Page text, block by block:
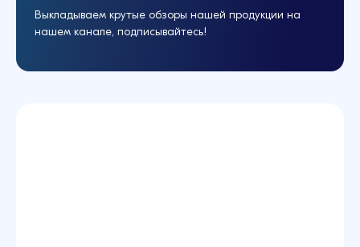
Выкладываем крутые обзоры нашей продукции на
нашем канале, подписывайтесь!